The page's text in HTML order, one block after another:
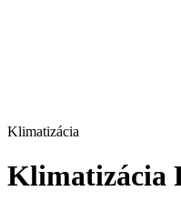
Klimatizácia
Klimatizácia